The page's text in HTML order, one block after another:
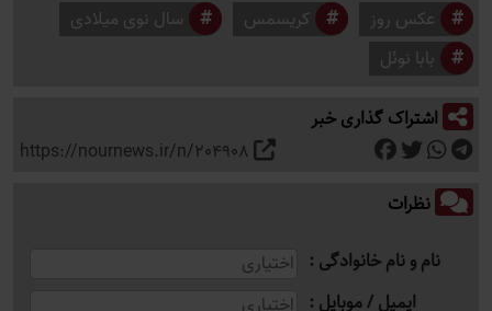
عکس روز کریسمس
سال نوی میلادی
بابا نوئل
اشتراک گذاری خبر
https://nournews.ir/n/204908
نظرات
نام و نام خانوادگی
ایمیل / موبایل